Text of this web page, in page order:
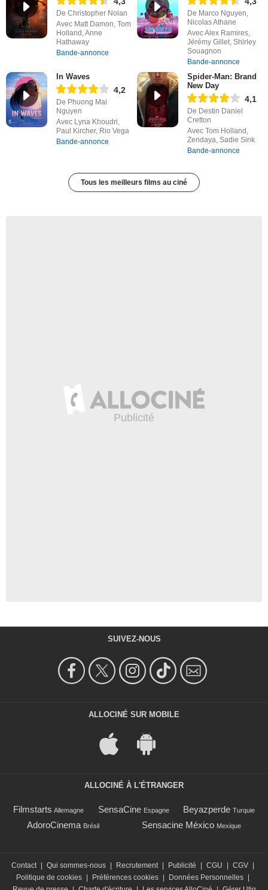
De Christopher Nolan
Avec Matt Damon, Tom
Holland, Anne
Hathaway
Bande-annonce
De Marco Nguyen,
Nicolas Athane
Avec Alex Ramires,
Jérémy Gillet, Shirley
Souagnon
Bande-annonce
In Waves
4,2
De Phuong Mai
Nguyen
Avec Lyna Khoudri,
Paul Kircher, Rio Vega
Bande-annonce
Spider-Man: Brand
New Day
4,1
De Destin Daniel
Cretton
Avec Tom Holland,
Zendaya, Sadie Sink
Bande-annonce
Tous les meilleurs films au ciné
SUIVEZ-NOUS
ALLOCINÉ SUR MOBILE
ALLOCINÉ À L'ÉTRANGER
Filmstarts Allemagne SensaCine Espagne Beyazperde Turquie
AdoroCinema Brésil Sensacine México Mexique
Contact | Qui sommes-nous | Recrutement | Publicité | CGU | CGV |
Politique de cookies | Préférences cookies | Données Personnelles |